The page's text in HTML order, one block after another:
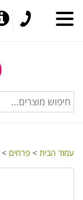
עמוד הבית > פרחים >